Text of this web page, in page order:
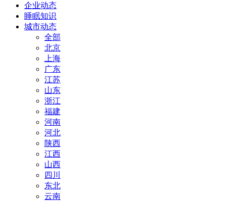
企业动态
睡眠知识
城市动态
全部
北京
上海
广东
江苏
山东
浙江
福建
河南
河北
陕西
江西
山西
四川
东北
云南